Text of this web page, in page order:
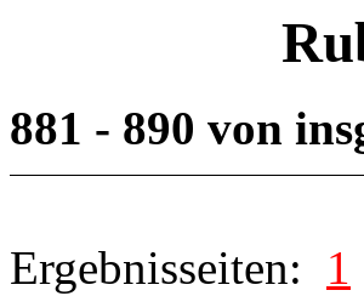
881 - 890 von
Ergebnisseiten: 1